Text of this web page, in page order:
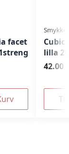
facet
Cubic
lilla
42.00